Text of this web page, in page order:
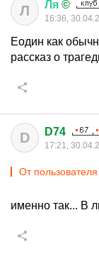
Л Ля ©
16:36,
Еодин как
рассказ о
D D74
17:21,
От пользователя
именно так... В